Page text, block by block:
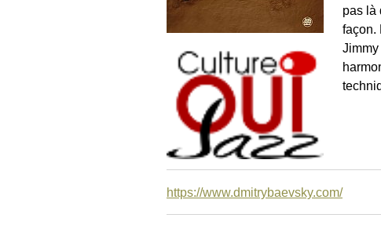
pas là
façon.
https://www.dmitrybaevsky.com/